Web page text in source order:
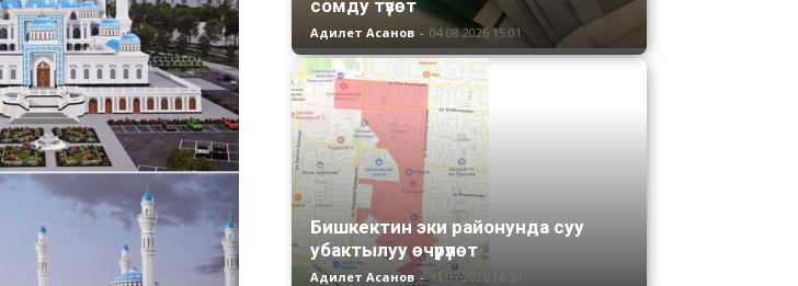
сомду түзөт
Адилет Асанов - 04.08.2026 15:01
Бишкектин эки районунда суу
убактылуу өчүрүлөт
Адилет Асанов - 31.07.2026 16:30